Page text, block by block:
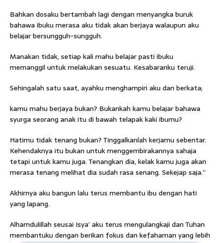
Bahkan dosaku bertambah lagi dengan menyangka buruk
bahawa ibuku merasa aku tidak akan berjaya walaupun aku
belajar bersungguh-sungguh.
Manakan tidak, setiap kali mahu belajar pasti ibuku
memanggil untuk melakukan sesuatu. Kesabaranku teruji.
Sehingalah satu saat, ayahku menghampiri aku dan berkata;
kamu mahu berjaya bukan? Bukankah kamu belajar bahawa
syurga seorang anak itu di bawah telapak kaki ibumu?
Hatimu tidak tenang bukan? Tinggalkanlah kerjamu sebentar.
Kehendaknya itu bukan untuk menggembirakannya sahaja
tetapi untuk kamu juga. Tenangkan dia, kelak kamu juga akan
merasa tenang melihat dia sudah rasa senang. Sekejap saja.”
Akhirnya aku bangun lalu terus membantu ibu dengan hati
yang lapang.
Alhamdulillah seusai Isya’ aku terus mengulangkaji dan Tuhan
membantuku dengan berikan fokus dan kefahaman yang lebih